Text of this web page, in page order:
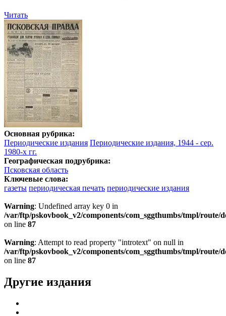
Читать
Основная рубрика:
Периодические издания Периодические издания, 1944 - сер.
1980-х гг.
Географическая подрубрика:
Псковская область
Ключевые слова:
газеты периодическая печать периодические издания
Warning: Undefined array key 0 in
/var/ftp/pskovbook_v2/components/com_sggthumbs/tmpl/route/
on line 87
Warning: Attempt to read property "introtext" on null in
/var/ftp/pskovbook_v2/components/com_sggthumbs/tmpl/route/
on line 87
Другие издания